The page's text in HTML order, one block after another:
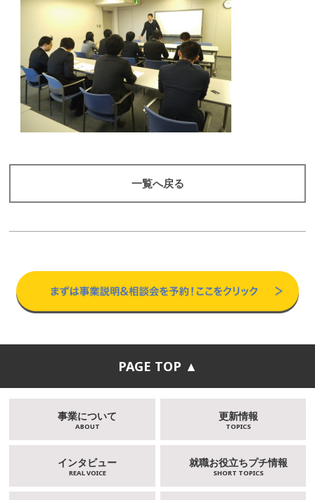
一覧へ戻る
PAGE TOP ▲
事業について
ABOUT
更新情報
TOPICS
インタビュー
REAL VOICE
就職お役立ちプチ情報
SHORT TOPICS